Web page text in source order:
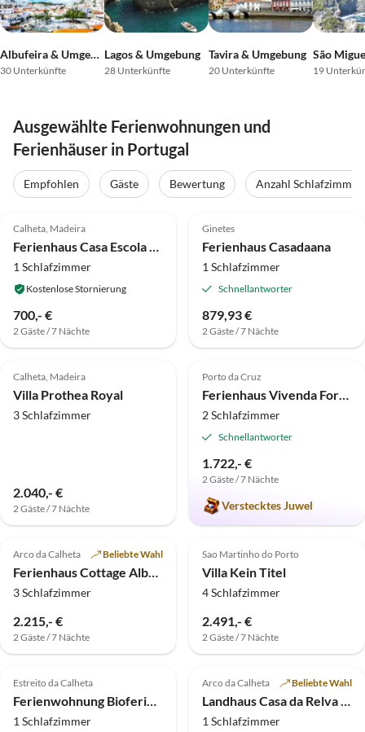
Albufeira & Umgebung
30 Unterkünfte
Lagos & Umgebung
28 Unterkünfte
Tavira & Umgebung
20 Unterkünfte
São
19
Ausgewählte Ferienwohnungen und
Ferienhäuser in Portugal
Empfohlen Gäste Bewertung Anzahl Schlafzimmer
Top-Inserat
Calheta, Madeira
Ferienhaus Casa Escola Velha
1 Schlafzimmer
Kostenlose Stornierung
700,- €
2 Gäste / 7 Nächte
Top-Inserat
Ginetes
Ferienhaus Casadaana
1 Schlafzimmer
Schnellantworter
879,93 €
2 Gäste / 7 Nächte
Top-Inserat
4.7 (3)
Calheta, Madeira
Villa Prothea Royal
3 Schlafzimmer
2.040,- €
2 Gäste / 7 Nächte
Top-Inserat
5.0 (2)
Porto da Cruz
Ferienhaus Vivenda Fortim
2 Schlafzimmer
Schnellantworter
1.722,- €
2 Gäste / 7 Nächte
Verstecktes Juwel
Top-Inserat
5.0 (1)
Arco da Calheta Beliebte Wahl
Ferienhaus Cottage Alberto`s Paradies
3 Schlafzimmer
2.215,- €
2 Gäste / 7 Nächte
Virtuelle
Top-Inserat
Sao Martinho do Porto
Villa Kein Titel
4 Schlafzimmer
2.491,- €
2 Gäste / 7 Nächte
Virtuelle
Top-Inserat
Estreito da Calheta
Ferienwohnung Bioferienwohnung
1 Schlafzimmer
Top-Inserat
Arco da Calheta Beliebte Wahl
Landhaus Casa da Relva Seca
1 Schlafzimmer